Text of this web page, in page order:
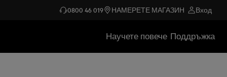
0800 46 019 НАМЕРЕТЕ МАГАЗИН Вход
Научете повече Поддръжка